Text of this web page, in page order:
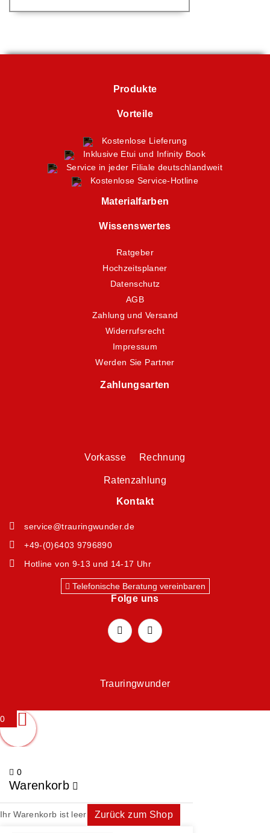
Produkte
Vorteile
Kostenlose Lieferung
Inklusive Etui und Infinity Book
Service in jeder Filiale deutschlandweit
Kostenlose Service-Hotline
Materialfarben
Wissenswertes
Ratgeber
Hochzeitsplaner
Datenschutz
AGB
Zahlung und Versand
Widerrufsrecht
Impressum
Werden Sie Partner
Zahlungsarten
Vorkasse Rechnung
Ratenzahlung
Kontakt
service@trauringwunder.de
+49-(0)6403 9796890
Hotline von 9-13 und 14-17 Uhr
Telefonische Beratung vereinbaren
Folge uns
Trauringwunder
0
0
Warenkorb
Ihr Warenkorb ist leer Zurück zum Shop